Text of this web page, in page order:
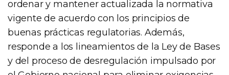
ordenar y mantener actualizada la normativa
vigente de acuerdo con los principios de
buenas prácticas regulatorias. Además,
responde a los lineamientos de la Ley de Bases
y del proceso de desregulación impulsado por